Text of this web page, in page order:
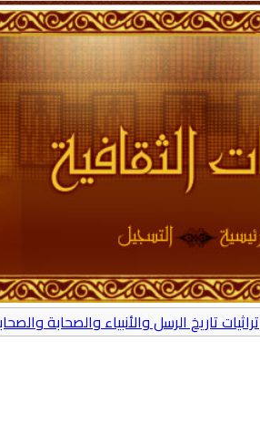
تراثيات تاريخ الرسل والأنبياء والصحابة